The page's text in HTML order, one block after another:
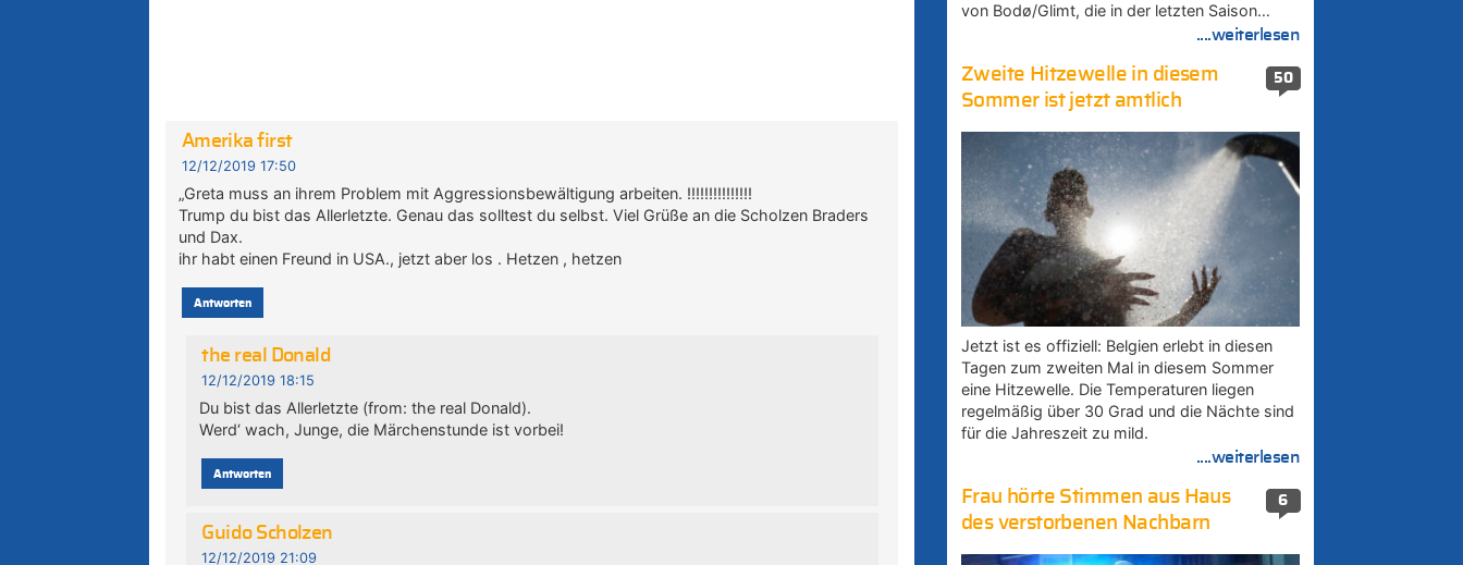
Amerika first
12/12/2019 17:50
„Greta muss an ihrem Problem mit Aggressionsbewältigung arbeiten. !!!!!!!!!!!!!!!
Trump du bist das Allerletzte. Genau das solltest du selbst. Viel Grüße an die Scholzen Braders
und Dax.
ihr habt einen Freund in USA., jetzt aber los . Hetzen , hetzen
Antworten
the real Donald
12/12/2019 18:15
Du bist das Allerletzte (from: the real Donald).
Werd‘ wach, Junge, die Märchenstunde ist vorbei!
Antworten
Guido Scholzen
12/12/2019 21:09
von Bodø/Glimt, die in der letzten Saison…
....weiterlesen
50
Zweite Hitzewelle in diesem
Sommer ist jetzt amtlich
Jetzt ist es offiziell: Belgien erlebt in diesen
Tagen zum zweiten Mal in diesem Sommer
eine Hitzewelle. Die Temperaturen liegen
regelmäßig über 30 Grad und die Nächte sind
für die Jahreszeit zu mild.
....weiterlesen
6
Frau hörte Stimmen aus Haus
des verstorbenen Nachbarn